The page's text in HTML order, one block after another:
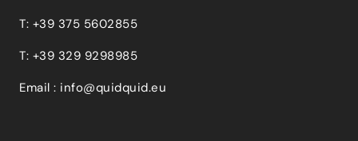
T: +39 375 5602855
T: +39 329 9298985
Email : info@quidquid.eu